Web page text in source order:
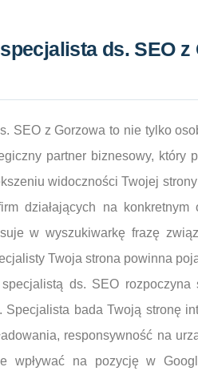
ds. SEO z
SEO z Gorzowa to nie tylko
partner biznesowy, który
widoczności Twojej
działających na konkretnym
w wyszukiwarkę frazę
Twoja strona powinna
specjalistą ds. SEO
Specjalista bada Twoją stronę
responsywność na
wpływać na pozycję w